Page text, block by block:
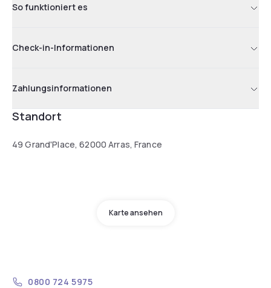
So funktioniert es
Check-in-Informationen
Zahlungsinformationen
Standort
49 Grand'Place, 62000 Arras, France
Karte ansehen
0800 724 5975